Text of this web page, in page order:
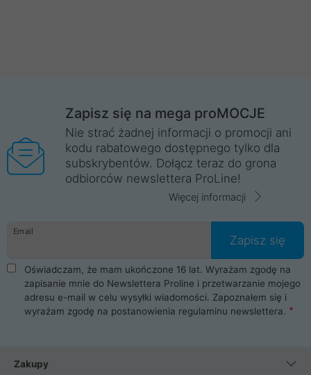
Zapisz się na mega proMOCJE
Nie strać żadnej informacji o promocji ani
kodu rabatowego dostępnego tylko dla
subskrybentów. Dołącz teraz do grona
odbiorców newslettera ProLine!
Więcej informacji
Email
Zapisz się
Oświadczam, że mam ukończone 16 lat. Wyrażam zgodę na
zapisanie mnie do Newslettera Proline i przetwarzanie mojego
adresu e-mail w celu wysyłki wiadomości. Zapoznałem się i
wyrażam zgodę na postanowienia regulaminu newslettera.
Zakupy